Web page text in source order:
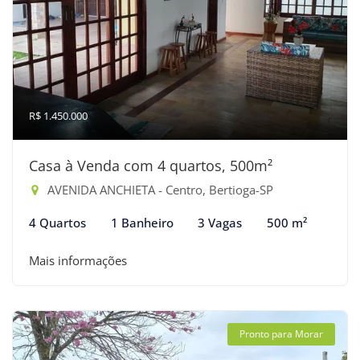
R$ 1.450.000
Casa à Venda com 4 quartos, 500m²
AVENIDA ANCHIETA - Centro, Bertioga-SP
4 Quartos 1 Banheiro 3 Vagas 500 m²
Mais informações
Pronto para Morar